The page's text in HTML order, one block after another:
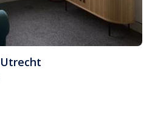
Utrecht